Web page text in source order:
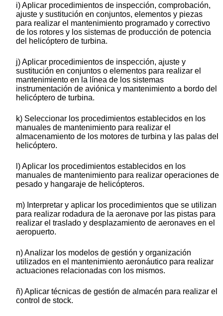
i) Aplicar procedimientos de inspección, comprobación,
ajuste y sustitución en conjuntos, elementos y piezas
para realizar el mantenimiento programado y correctivo
de los rotores y los sistemas de producción de potencia
del helicóptero de turbina.
j) Aplicar procedimientos de inspección, ajuste y
sustitución en conjuntos o elementos para realizar el
mantenimiento en la línea de los sistemas
instrumentación de aviónica y mantenimiento a bordo del
helicóptero de turbina.
k) Seleccionar los procedimientos establecidos en los
manuales de mantenimiento para realizar el
almacenamiento de los motores de turbina y las palas del
helicóptero.
l) Aplicar los procedimientos establecidos en los
manuales de mantenimiento para realizar operaciones de
pesado y hangaraje de helicópteros.
m) Interpretar y aplicar los procedimientos que se utilizan
para realizar rodadura de la aeronave por las pistas para
realizar el traslado y desplazamiento de aeronaves en el
aeropuerto.
n) Analizar los modelos de gestión y organización
utilizados en el mantenimiento aeronáutico para realizar
actuaciones relacionadas con los mismos.
ñ) Aplicar técnicas de gestión de almacén para realizar el
control de stock.